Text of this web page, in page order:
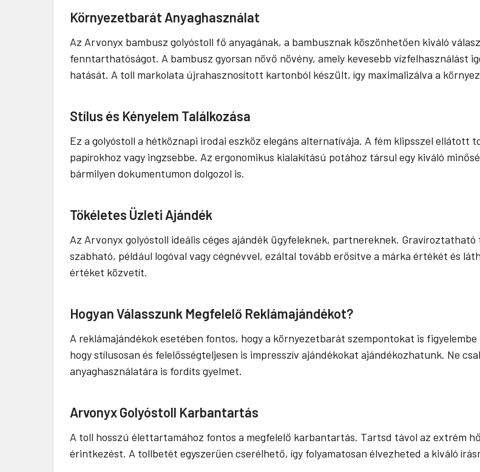
Környezetbarát Anyaghasználat
Az Arvonyx bambusz golyóstoll fő anyagának, a bambusznak köszönhetően kiváló
fenntarthatóságot. A bambusz gyorsan növő növény, amely kevesebb vízfelhasználást
hatását. A toll markolata újrahasznosított kartonból készült, így maximalizálva a
Stílus és Kényelem Találkozása
Ez a golyóstoll a hétköznapi irodai eszköz elegáns alternatívája. A fém klipsszel ellátott
papírokhoz vagy ingzsebbe. Az ergonomikus kialakítású potához társul egy kiváló
bármilyen dokumentumon dolgozol is.
Tökéletes Üzleti Ajándék
Az Arvonyx golyóstoll ideális céges ajándék ügyfeleknek, partnereknek.
szabható, például logóval vagy cégnévvel, ezáltal tovább erősítve a márka értékét és
értéket közvetít.
Hogyan Válasszunk Megfelelő Reklámajándékot?
A reklámajándékok esetében fontos, hogy a környezetbarát szempontokat is
hogy stílusosan és felelősségteljesen is impresszív ajándékokat ajándékozhatunk. Ne
anyaghasználatára is fordíts gyelmet.
Arvonyx Golyóstoll Karbantartás
A toll hosszú élettartamához fontos a megfelelő karbantartás. Tartsd távol az extrém
érintkezést. A tollbetét egyszerűen cserélhető, így folyamatosan élvezheted a kiváló